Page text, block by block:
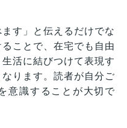
す」と伝えるだけでな
ことで、在宅でも自由
活に結びつけて表現す
ります。読者が自分ご
意識することが大切で